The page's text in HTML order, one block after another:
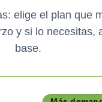
elige el plan que
y si lo necesitas,
base.